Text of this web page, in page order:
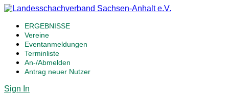
ERGEBNISSE
Vereine
Eventanmeldungen
Terminliste
An-/Abmelden
Antrag neuer Nutzer
Sign In